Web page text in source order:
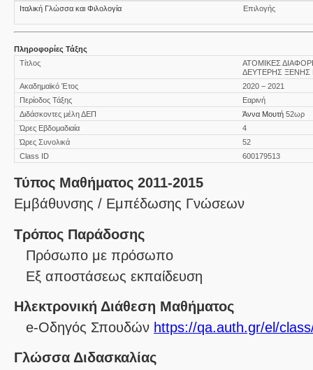
Ιταλική Γλώσσα και Φιλολογία Επιλογής
Πληροφορίες Τάξης
Τίτλος
ΑΤΟΜΙΚΕΣ
ΔΕΥΤΕΡΗΣ ΞΕΝΗΣ
Ακαδημαϊκό Έτος
2020 – 2021
Περίοδος Τάξης
Εαρινή
Διδάσκοντες μέλη ΔΕΠ
Άννα Μουτή 52ωρ
Ώρες Εβδομαδιαία
4
Ώρες Συνολικά
52
Class ID
600179513
Τύπος Μαθήματος 2011-2015
Εμβάθυνσης / Εμπέδωσης Γνώσεων
Τρόπος Παράδοσης
Πρόσωπο με πρόσωπο
Eξ απoστάσεως εκπαίδευση
Ηλεκτρονική Διάθεση Μαθήματος
e-Οδηγός Σπουδών https://qa.auth.gr/el/
Γλώσσα Διδασκαλίας